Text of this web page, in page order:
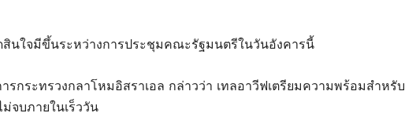
สินใจมีขึ้นระหว่างการประชุมคณะรัฐมนตรีในวันอังคารนี้
รกระทรวงกลาโหมอิสราเอล กล่าวว่า เทลอาวีฟเตรียมความพร้อมสำหรับ
จบภายในเร็ววัน